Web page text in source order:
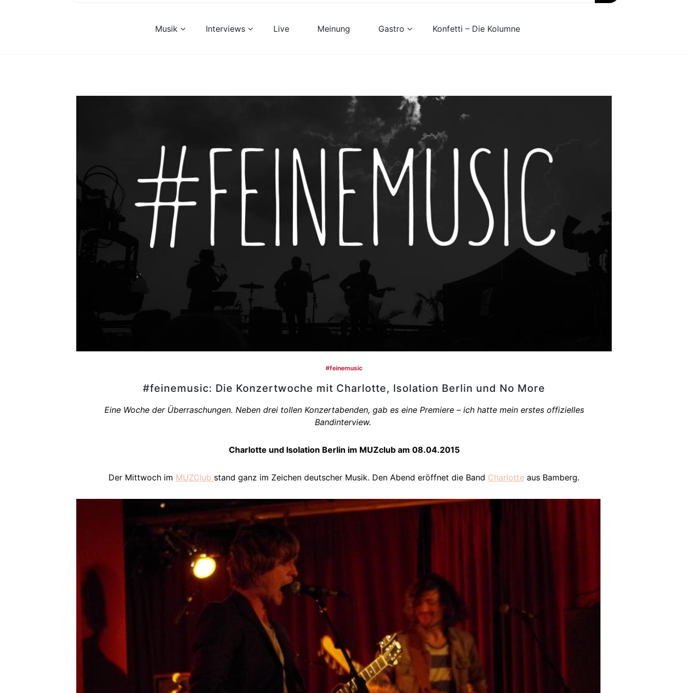
Musik Interviews Live Meinung Gastro Konfetti – Die Kolumne
#‎feinemusic‬
#feinemusic: Die Konzertwoche mit Charlotte, Isolation Berlin und No More
Eine Woche der Überraschungen. Neben drei tollen Konzertabenden, gab es eine Premiere – ich hatte mein erstes offizielles
Bandinterview.
Charlotte und Isolation Berlin im MUZclub am 08.04.2015
Der Mittwoch im MUZClub stand ganz im Zeichen deutscher Musik. Den Abend eröffnet die Band Charlotte aus Bamberg.